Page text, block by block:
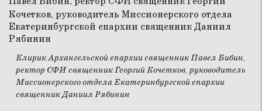
Клирик Архангельской епархии священник Павел Бибин,
ректор СФИ священник Георгий Кочетков, руководитель
Миссионерского отдела Екатеринбургской епархии
священник Даниил Рябинин